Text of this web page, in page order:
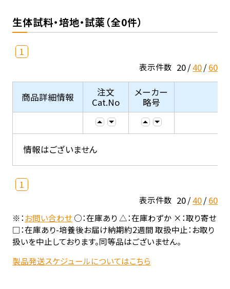
生体試料・培地・試薬（全0件）
1
表示件数 20 40 60
商品詳細情報
注文
Cat.No
メーカー
略号
情報はございません
1
表示件数 20 40 60
※：お問い合わせ○：在庫あり △：在庫わずか ×：取り寄せ
□：在庫あり-培養後お届け納期約2週間 取扱中止：お取り
扱いを中止しております。同等品はございません。
製品発送スケジュールについてはこちら